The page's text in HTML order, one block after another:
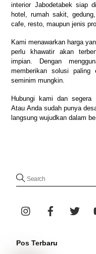
interior Jabodetabek siap
hotel, rumah sakit,
cafe, resto, maupun jenis
Kami menawarkan harga
perlu khawatir akan
impian. Dengan
memberikan solusi paling
seminim mungkin.
Hubungi kami dan segera
Atau Anda sudah punya
langsung wujudkan dalam
Pos Terbaru